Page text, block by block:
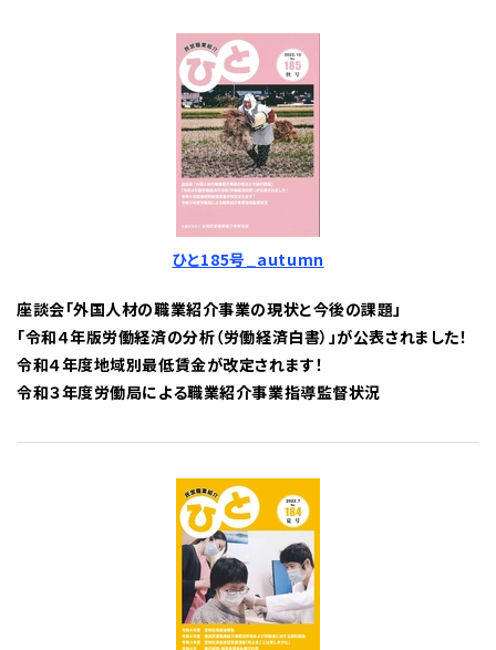
ひと185号_autumn
座談会「外国人材の職業紹介事業の現状と今後の課題」
「令和４年版労働経済の分析（労働経済白書）」が公表されました！
令和４年度地域別最低賃金が改定されます！
令和３年度労働局による職業紹介事業指導監督状況